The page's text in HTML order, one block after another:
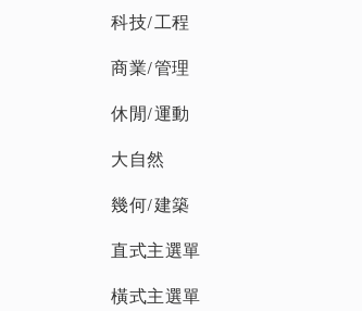
科技/工程
商業/管理
休閒/運動
大自然
幾何/建築
直式主選單
橫式主選單